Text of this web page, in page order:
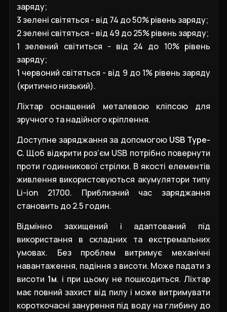
заряду;
3 зелені світяться - від 74 до 50% рівень заряду;
2 зелені світяться - від 49 до 25% рівень заряду;
1 зелений світиться - від 24 до 10% рівень
заряду;
1 червоний світяться - від 9 до 1% рівень заряду
(критично низький).
Ліхтар оснащений металевою кліпсою для
зручного та надійного кріплення.
Доступне заряджання за допомогою USB Type-
C. Щоб відкрити роз’єм USB потрібно повернути
проти годинникової стрілки. В якості елементів
живлення використовуються акумулятори типу
Li-ion 21700. Приблизний час заряджання
становить до 2.5 годин.
Відмінно захищений і адаптований під
використання в складних та екстремальних
умовах. Без проблем витримує механічні
навантаження, падіння з висоти. Може падати з
висоти 1м. і при цьому не пошкодиться. Ліхтар
має повний захист від пилу і може витримувати
короткочасні занурення під воду на глибину до